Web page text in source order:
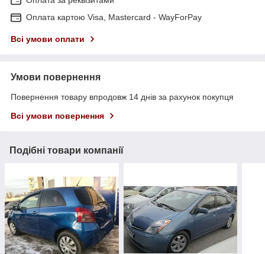
Оплата картою Visa, Mastercard - WayForPay
Всі умови оплати
Умови повернення
Повернення товару впродовж 14 днів за рахунок покупця
Всі умови повернення
Подібні товари компанії